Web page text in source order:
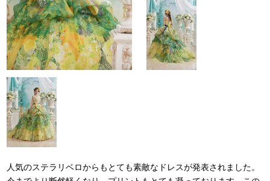
人気のステラリベロからもとても素敵なドレスが発表されました。